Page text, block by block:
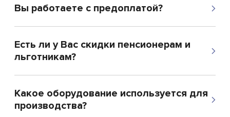
Вы работаете с предоплатой?
Есть ли у Вас скидки пенсионерам и
льготникам?
Какое оборудование используется для
производства?